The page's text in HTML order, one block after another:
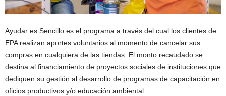
Ayudar es Sencillo es el programa a través del cual los clientes de
EPA realizan aportes voluntarios al momento de cancelar sus
compras en cualquiera de las tiendas. El monto recaudado se
destina al financiamiento de proyectos sociales de instituciones que
dediquen su gestión al desarrollo de programas de capacitación en
oficios productivos y/o educación ambiental.